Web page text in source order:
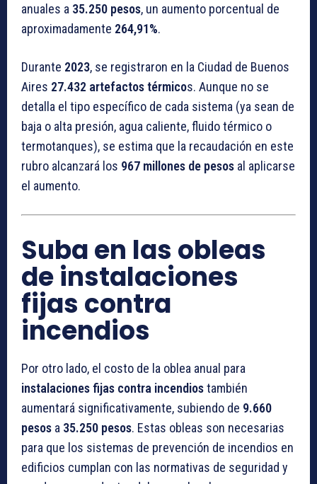
anuales a 35.250 pesos, un aumento porcentual de
aproximadamente 264,91%.
Durante 2023, se registraron en la Ciudad de Buenos
Aires 27.432 artefactos térmicos. Aunque no se
detalla el tipo específico de cada sistema (ya sean de
baja o alta presión, agua caliente, fluido térmico o
termotanques), se estima que la recaudación en este
rubro alcanzará los 967 millones de pesos al aplicarse
el aumento.
Suba en las obleas
de instalaciones
fijas contra
incendios
Por otro lado, el costo de la oblea anual para
instalaciones fijas contra incendiostambién
aumentará significativamente, subiendo de 9.660
pesos a 35.250 pesos. Estas obleas son necesarias
para que los sistemas de prevención de incendios en
edificios cumplan con las normativas de seguridad y